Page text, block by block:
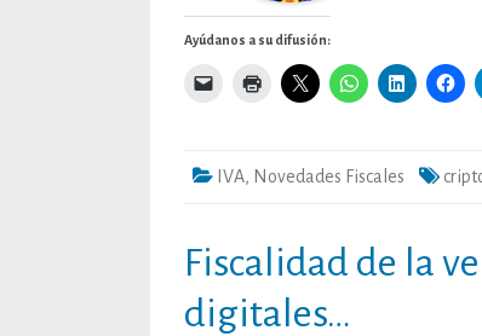
Ayúdanos a su difusión:
IVA, Novedades Fiscales
Fiscalidad de la
digitales…